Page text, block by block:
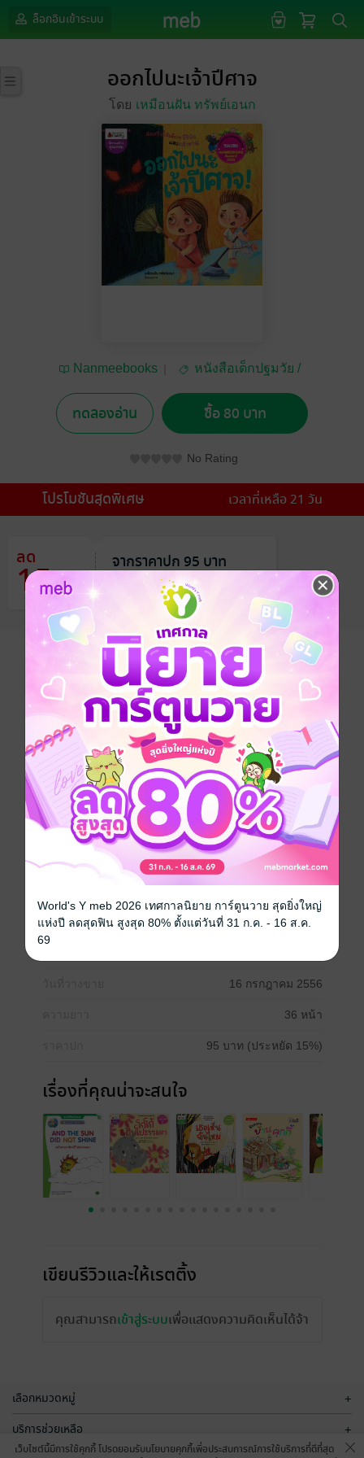
ล็อกอินเข้าระบบ
ออกไปนะเจ้าปีศาจ
โดย เหมือนฝัน ทรัพย์เอนก
Nanmeebooks
หนังสือเด็กปฐมวัย /
ทดลองอ่าน ซื้อ 80 บาท
No Rating
โปรโมชันสุดพิเศษ เวลาที่เหลือ 21 วัน
ลด
15%
จากราคาปก 95 บาท
เหลือเพียง 80 บาท
อยากได้ ซื้อเป็นของขวัญ ติดตาม แชร์
คืนหนึ่งฝนตกหนัก เด็กหญิงระเบียบกับเด็กชายวินัยกำลัง
จะเข้านอน ภายในห้องมึดสนิท พวกเขาเห็นเงาของปีศาจ
จึงร้องเรียกให้พ่อแม่ช่วย เมื่อพ่อแม่เปิดไฟในห้อง ก็รู้ว่า
ปีศาจนั้นคือข้าวของที่เก็บไว้ไม่เป็นระเบียบนั่นเอง ทั้งคู่จึง
ช่วยกันเก็บข้าวของ แล้วก็ไม่พบปีศาจอีกเลย (รางวัล
ชมเชย นานมีบุ๊คส์อะวอร์ด ครั้งที่ 5 ประเภทนิทานภาพส่ง
เสริมคุณธรรม)
นิทานสร้างเสริมลักษณะนิสัย
16 กรกฎาคม 2556
36 หน้า
95 บาท (ประหยัด 15%)
เรื่องที่คุณน่าจะสนใจ
เขียนรีวิวและให้เรตติ้ง
คุณสามารถเข้าสู่ระบบเพื่อแสดงความคิดเห็นได้จ้า
เลือกหมวดหมู่ +
บริการช่วยเหลือ +
เว็บไซต์นี้มีการใช้คุกกี้ โปรดยอมรับนโยบายคุกกี้เพื่อประสบการณ์การใช้บริการที่ดีที่สุด
World's Y meb 2026 เทศกาลนิยาย การ์ตูนวาย สุดยิ่งใหญ่
แห่งปี ลดสุดฟิน สูงสุด 80% ตั้งแต่วันที่ 31 ก.ค. - 16 ส.ค.
69